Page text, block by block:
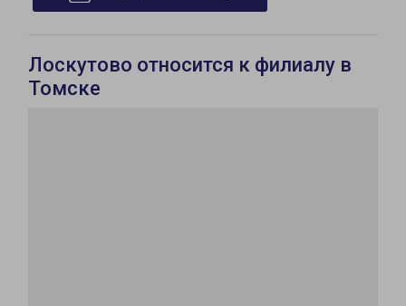
Лоскутово относится к филиалу в
Томске